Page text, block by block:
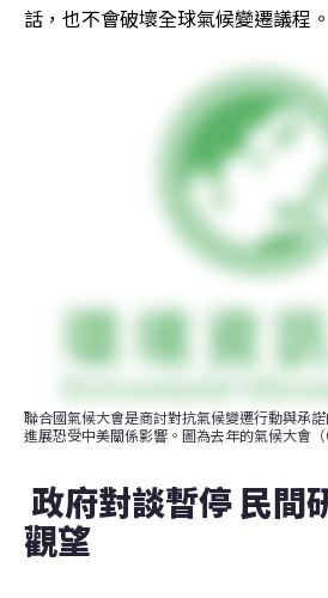
話，也不會破壞全球氣候變遷議程。​
聯合國氣候大會是商討對抗氣候變遷行動與承
進展恐受中美關係影響。圖為去年的氣候大會
政府對談暫停 民間
觀望